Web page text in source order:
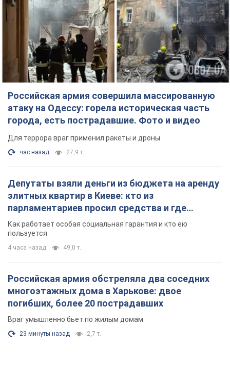
Российская армия совершила массированную
атаку на Одессу: горела историческая часть
города, есть пострадавшие. Фото и видео
Для террора враг применил ракеты и дроны
час назад 27,9 т.
Депутаты взяли деньги из бюджета на аренду
элитных квартир в Киеве: кто из
парламентариев просил средства и где
поселился
Как работает особая социальная гарантия и кто ею
пользуется
4 часа назад 49,0 т.
Российская армия обстреляла два соседних
многоэтажных дома в Харькове: двое
погибших, более 20 пострадавших
Враг умышленно бьет по жилым домам
23 минуты назад 2,7 т.